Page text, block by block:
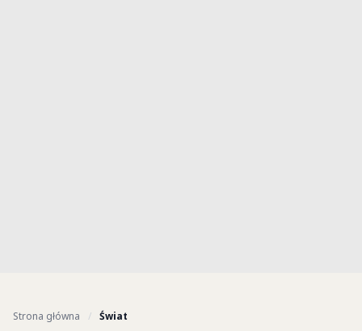
Strona główna / Świat